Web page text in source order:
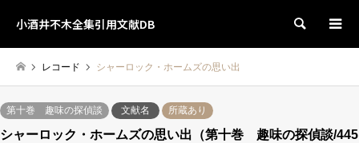
小酒井不木全集引用文献DB 検索
レコード シャーロック・ホームズの思い出
第十巻 趣味の探偵談 文献名 所蔵あり
シャーロック・ホームズの思い出（第十巻 趣味の探偵談/445